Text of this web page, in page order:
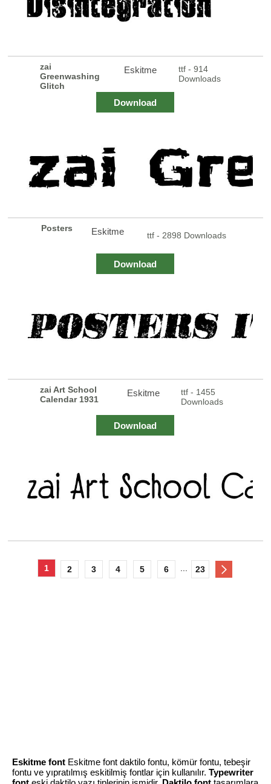
zai
Greenwashing
Glitch
Eskitme
ttf - 914
Downloads
Download
Posters Eskitme ttf - 2898 Downloads
Download
zai Art School
Calendar 1931
Eskitme
ttf - 1455
Downloads
Download
1 2 3 4 5 6 23
Eskitme font Eskitme font daktilo fontu, kömür fontu, tebeşir
fontu ve yıpratılmış eskitilmiş fontlar için kullanılır. Typewriter